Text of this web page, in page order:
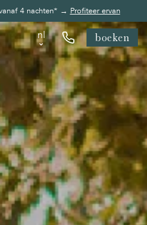
4 nachten* → Profiteer ervan
nl
nl
en
fr
de
boeken